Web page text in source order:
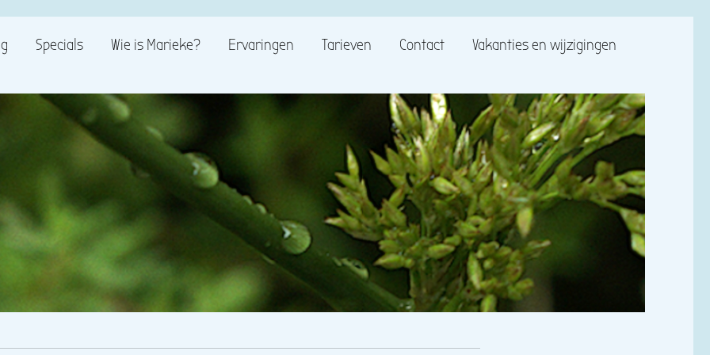
Specials Wie is Marieke? Ervaringen Tarieven Contact Vakanties en wijzigingen